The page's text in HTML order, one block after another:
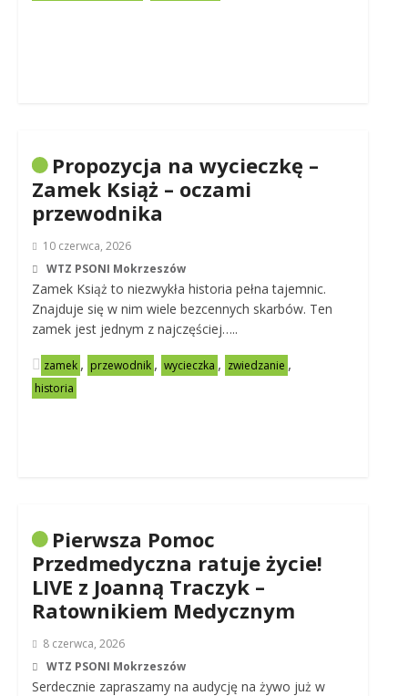
Propozycja na wycieczkę –
Zamek Książ – oczami
przewodnika
10 czerwca, 2026
WTZ PSONI Mokrzeszów
Zamek Książ to niezwykła historia pełna tajemnic.
Znajduje się w nim wiele bezcennych skarbów. Ten
zamek jest jednym z najczęściej…..
zamek , przewodnik , wycieczka , zwiedzanie ,
historia
Pierwsza Pomoc
Przedmedyczna ratuje życie!
LIVE z Joanną Traczyk –
Ratownikiem Medycznym
8 czerwca, 2026
WTZ PSONI Mokrzeszów
Serdecznie zapraszamy na audycję na żywo już w